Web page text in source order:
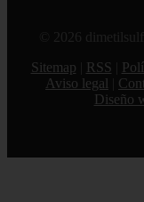
© 2026
Sitemap
RSS
Aviso legal
Diseño